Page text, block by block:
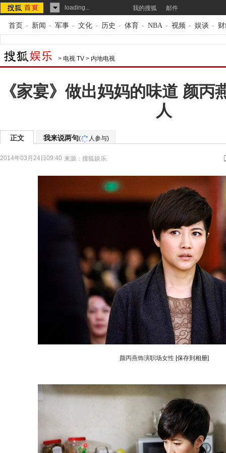
loading... 我的搜狐 邮件
首页 - 新闻 - 军事 - 文化 - 历史 - 体育 - NBA - 视频 - 娱谈 -
> 电视 TV > 内地电视
《家宴》做出妈妈的味道 颜丙
人
正文 我来说两句( 人参与)
2014年03月24日09:40 来源： 搜狐娱乐
颜丙燕饰演职场女性 [保存到相册]